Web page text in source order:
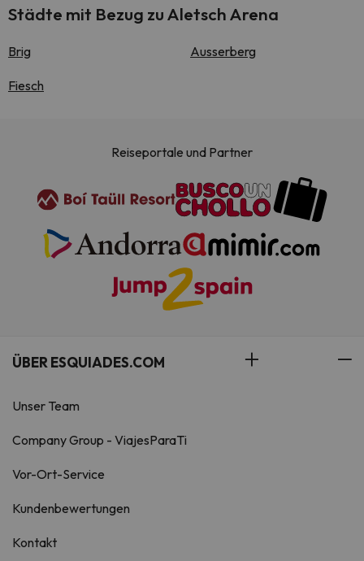
Städte mit Bezug zu Aletsch Arena
Brig Ausserberg
Fiesch
Reiseportale und Partner
ÜBER ESQUIADES.COM
Unser Team
Company Group - ViajesParaTi
Vor-Ort-Service
Kundenbewertungen
Kontakt